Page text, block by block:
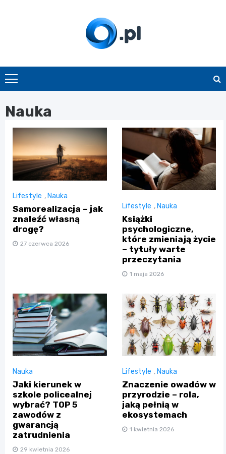
O.pl
Nauka
Lifestyle , Nauka
Samorealizacja – jak
znaleźć własną
drogę?
27 czerwca 2026
Lifestyle , Nauka
Książki
psychologiczne,
które zmieniają życie
– tytuły warte
przeczytania
1 maja 2026
Nauka
Jaki kierunek w
szkole policealnej
wybrać? TOP 5
zawodów z
gwarancją
zatrudnienia
29 kwietnia 2026
Lifestyle , Nauka
Znaczenie owadów w
przyrodzie – rola,
jaką pełnią w
ekosystemach
1 kwietnia 2026